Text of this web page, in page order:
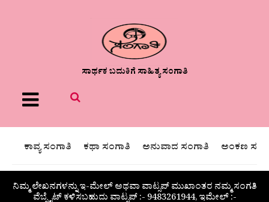
ಸಾರ್ಥಕ ಬದುಕಿಗೆ ಸಾಹಿತ್ಯ ಸಂಗಾತಿ
Menu
ಕಾವ್ಯ ಸಂಗಾತಿ ಕಥಾ ಸಂಗಾತಿ ಅನುವಾದ ಸಂಗಾತಿ ಅಂಕಣ
ನಿಮ್ಮ ಲೇಖನಗಳನ್ನು ಇ-ಮೇಲ್ ಅಥವಾ ವಾಟ್ಸಪ್ ಮುಖಾಂತರ ನಮ್ಮ ಸಂಗತಿ
ವೆಬ್ಸೈಟ್ ಕಳಿಸಬಹುದು ವಾಟ್ಸಪ್‌ :- 9483261944, ಇಮೇಲ್ :-